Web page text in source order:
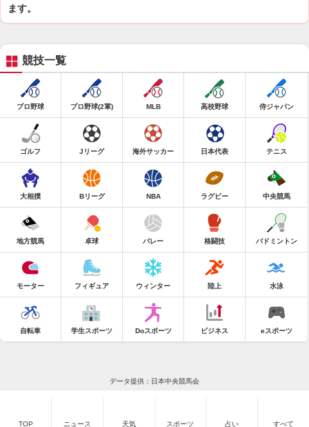
ます。
競技一覧
プロ野球 プロ野球(2軍) MLB 高校野球 侍ジャパン
ゴルフ Jリーグ 海外サッカー 日本代表 テニス
大相撲 Bリーグ NBA ラグビー 中央競馬
地方競馬 卓球 バレー 格闘技 バドミントン
モーター フィギュア ウィンター 陸上 水泳
自転車 学生スポーツ Doスポーツ ビジネス eスポーツ
データ提供：日本中央競馬会
TOP ニュース 天気 スポーツ 占い すべて